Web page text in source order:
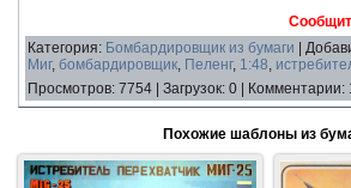
Категория: Бомбардировщик из бумаги
Миг, бомбардировщик, Пеленг, 1:48,
Просмотров: 7754 Загрузок: 0 Комментарии:
Похожие шаблоны из